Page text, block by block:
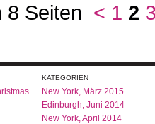
8 Seiten < 1 2
KATEGORIEN
New York, März 2015
Edinburgh, Juni 2014
New York, April 2014